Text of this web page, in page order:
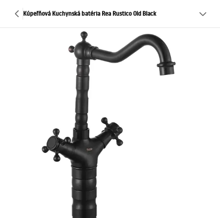
Kúpeľňová Kuchynská batéria Rea Rustico Old Black